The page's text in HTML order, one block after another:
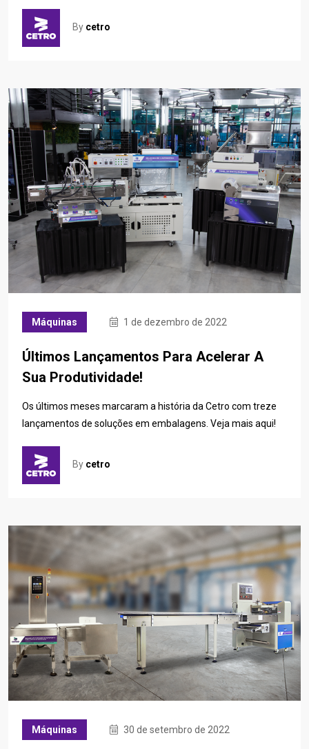
By cetro
Máquinas 1 de dezembro de 2022
Últimos Lançamentos Para Acelerar A
Sua Produtividade!
Os últimos meses marcaram a história da Cetro com treze
lançamentos de soluções em embalagens. Veja mais aqui!
By cetro
Máquinas 30 de setembro de 2022